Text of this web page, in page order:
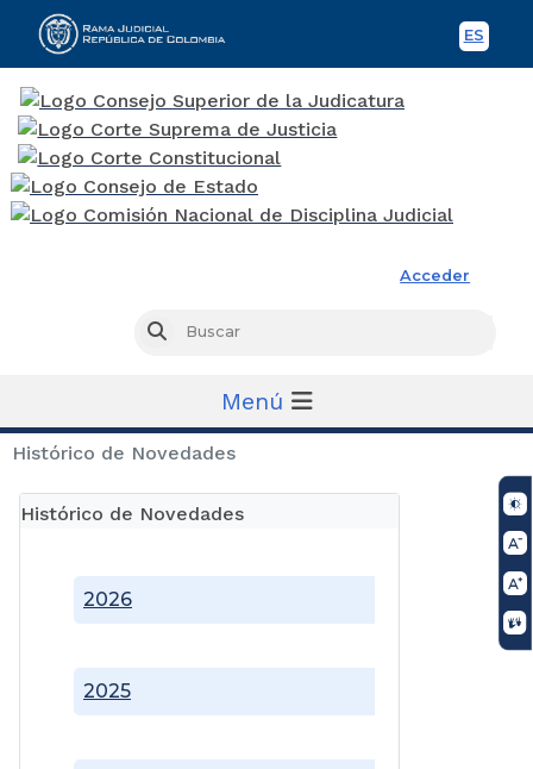
ES
Acceder
Buscar
Menú
Histórico de Novedades
Histórico de Novedades
2025
2026